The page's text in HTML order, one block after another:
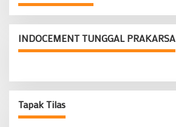
INDOCEMENT TUNGGAL PRAKARSA
Tapak Tilas